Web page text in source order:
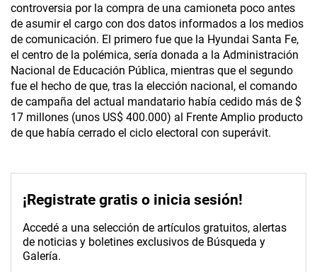
controversia por la compra de una camioneta poco antes
de asumir el cargo con dos datos informados a los medios
de comunicación. El primero fue que la Hyundai Santa Fe,
el centro de la polémica, sería donada a la Administración
Nacional de Educación Pública, mientras que el segundo
fue el hecho de que, tras la elección nacional, el comando
de campaña del actual mandatario había cedido más de $
17 millones (unos US$ 400.000) al Frente Amplio producto
de que había cerrado el ciclo electoral con superávit.
¡Registrate gratis o inicia sesión!
Accedé a una selección de artículos gratuitos, alertas
de noticias y boletines exclusivos de Búsqueda y
Galería.